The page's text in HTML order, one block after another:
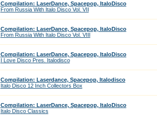
Compilation: LaserDance, Spacepop, ItaloDisco
From Russia With Italo Disco Vol. VII
Compilation: LaserDance, Spacepop, ItaloDisco
From Russia With Italo Disco Vol. VIII
Compilation: LaserDance, Spacepop, ItaloDisco
I Love Disco Pres. Italodisco
Compilation: Laserdance, Spacepop, Italodisco
Italo Disco 12 Inch Collectors Box
Compilation: LaserDance, Spacepop, ItaloDisco
Italo Disco Classics